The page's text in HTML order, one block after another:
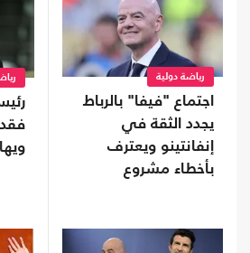
رياضة دولية
اجتماع "فيفا" بالرباط
يجدد الثقة في
إنفانتينو ويعترف
بأخطاء مشروع